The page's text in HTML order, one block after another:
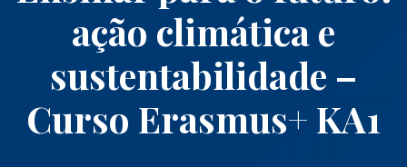
ação climática e
sustentabilidade –
Curso Erasmus+ KA1